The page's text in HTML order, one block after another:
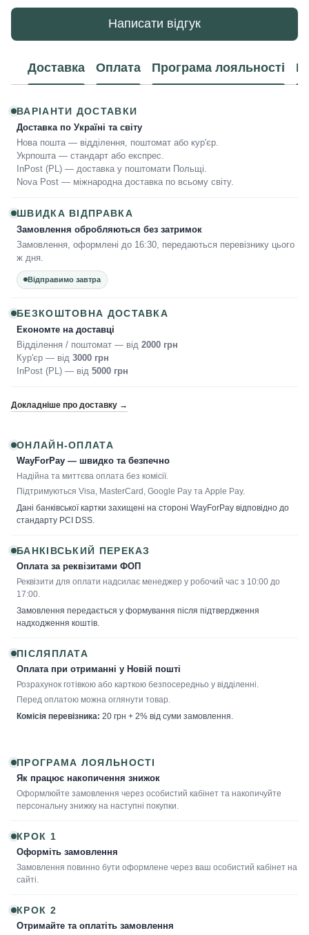
Написати відгук
Доставка Оплата Програма лояльності
ВАРІАНТИ ДОСТАВКИ
Доставка по Україні та світу
Нова пошта — відділення, поштомат або кур'єр.
Укрпошта — стандарт або експрес.
InPost (PL) — доставка у поштомати Польщі.
Nova Post — міжнародна доставка по всьому світу.
ШВИДКА ВІДПРАВКА
Замовлення обробляються без затримок
Замовлення, оформлені до 16:30, передаються перевізнику цього
ж дня.
Відправимо завтра
БЕЗКОШТОВНА ДОСТАВКА
Економте на доставці
Відділення / поштомат — від 2000 грн
Кур'єр — від 3000 грн
InPost (PL) — від 5000 грн
Докладніше про доставку →
ОНЛАЙН-ОПЛАТА
WayForPay — швидко та безпечно
Надійна та миттєва оплата без комісії.
Підтримуються Visa, MasterCard, Google Pay та Apple Pay.
Дані банківської картки захищені на стороні WayForPay відповідно до
стандарту PCI DSS.
БАНКІВСЬКИЙ ПЕРЕКАЗ
Оплата за реквізитами ФОП
Реквізити для оплати надсилає менеджер у робочий час з 10:00 до
17:00.
Замовлення передається у формування після підтвердження
надходження коштів.
ПІСЛЯПЛАТА
Оплата при отриманні у Новій пошті
Розрахунок готівкою або карткою безпосередньо у відділенні.
Перед оплатою можна оглянути товар.
Комісія перевізника: 20 грн + 2% від суми замовлення.
ПРОГРАМА ЛОЯЛЬНОСТІ
Як працює накопичення знижок
Оформлюйте замовлення через особистий кабінет та накопичуйте
персональну знижку на наступні покупки.
КРОК 1
Оформіть замовлення
Замовлення повинно бути оформлене через ваш особистий кабінет на
сайті.
КРОК 2
Отримайте та оплатіть замовлення